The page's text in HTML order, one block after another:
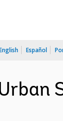
Español